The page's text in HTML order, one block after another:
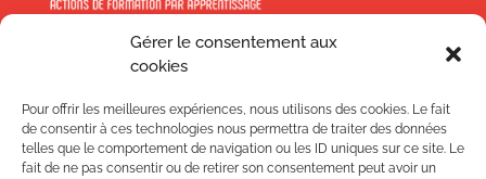
Gérer le consentement aux
cookies
Pour offrir les meilleures expériences, nous utilisons des cookies. Le fait
de consentir à ces technologies nous permettra de traiter des données
telles que le comportement de navigation ou les ID uniques sur ce site. Le
fait de ne pas consentir ou de retirer son consentement peut avoir un
En savoir +